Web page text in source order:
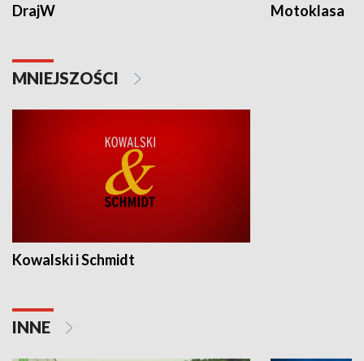
DrajW Motoklasa
MNIEJSZOŚCI
Kowalski i Schmidt
INNE